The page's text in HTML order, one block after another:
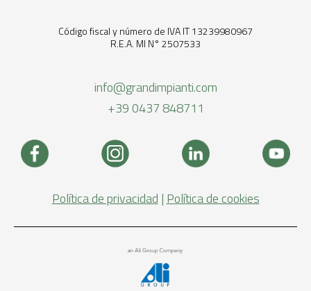
Código fiscal y número de IVA IT 13239980967
R.E.A. MI N° 2507533
info@grandimpianti.com
+39 0437 848711
Política de privacidad | Política de cookies